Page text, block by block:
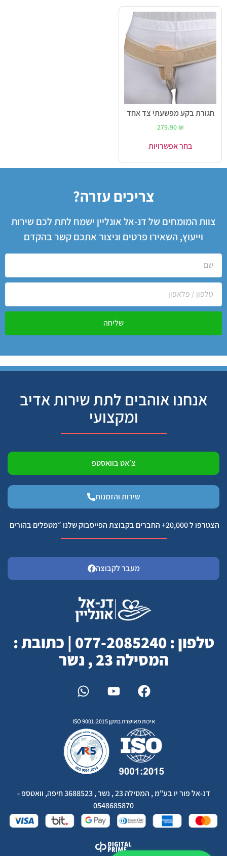
חגורת בקע מפשעתי צד אחד
279.90 ₪
בחר אפשרויות
צריכים עזרה?
צוות המומחים של דנ-אל אונליין ישמח לתת לכם שירות
וייעוץ, השאירו פרטים וניצור אתכם קשר בהקדם
שליחה
אנחנו אוהבים לתת שירות אדיב
ומקצועי
צ׳אט בוואסטפ
שירות והזמנות
הצטרפו ל 20,000+ החברים בקבוצת הפייסבוק שלנו ״מטפלים בהורים
מעבר לקבוצה
טלפון : 077-2085240 | כתובת :
המסילה 23 , נשר
איכות מאושרת בתקן ISO 9001:2015
דנ-אל פור יו בע"מ , המסילה 23 , נשר , 3688523 חיפה, וואטספ -
0548685870